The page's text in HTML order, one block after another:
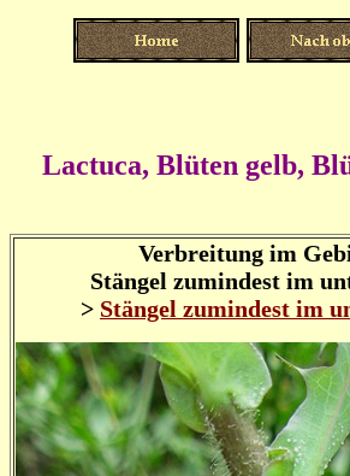
Lactuca, Blüten gelb,
Verbreitung im
Stängel zumindest im
> Stängel zumindest im